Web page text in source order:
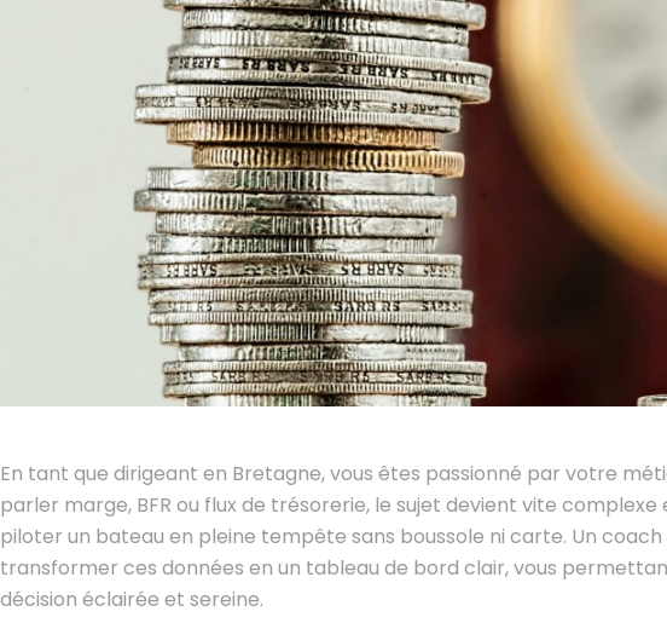
En tant que dirigeant en Bretagne, vous êtes passionné par votre
parler marge, BFR ou flux de trésorerie, le sujet devient vite
piloter un bateau en pleine tempête sans boussole ni carte. Un
transformer ces données en un tableau de bord clair, vous
décision éclairée et sereine.